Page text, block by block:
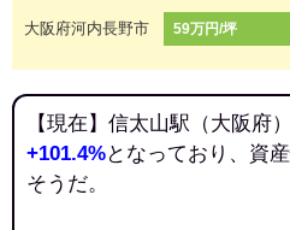
大阪府河内長野市 59万円/坪
【現在】信太山駅（大阪府
+101.4%となっており、資
そうだ。